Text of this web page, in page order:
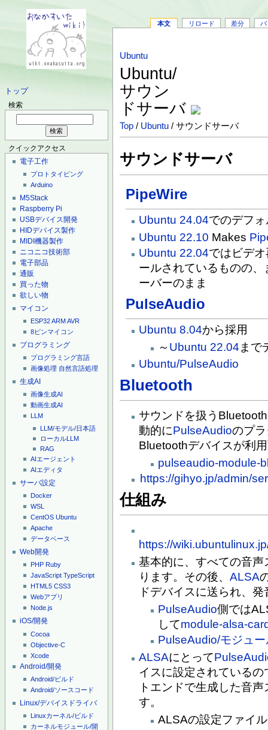
トップ
検索
クイックアクセス
電子工作
プロトタイピング
Arduino
M5Stack
Raspberry Pi
USBデバイス開発
HIDデバイス製作
MIDI機器製作
ニコニコ技術部
電子部品
通販
買った物
欲しい物
マイコン
ESP32ARMAVR
8ピンマイコン
プログラミング
プログラミング言語
画像処理 自然言語処理
生成AI
画像生成AI
動画生成AI
LLM
LLM/モデル/日本語
ローカルLLM
RAG
AIエージェント
AIエディタ
サーバ設定
Docker
WSL
CentOS Ubuntu
Apache
データベース
Web開発
PHP Ruby
JavaScript TypeScript
HTML5 CSS3
Webアプリ
Node.js
iOS/開発
Cocoa
Objective-C
Xcode
Android/開発
Android/ビルド
Android/ソースコード
Linux/デバイスドライバ
Linuxカーネル/ビルド
カーネルモジュール/開
本文 リロード 差分 バ
Ubuntu
Ubuntu/
サウン
ドサーバ
Top / Ubuntu / サウンドサーバ
サウンドサーバ
PipeWire
Ubuntu 24.04でのデフ
Ubuntu 22.10 Makes
Ubuntu 22.04ではビデ
ールされているものの、
ーバーのまま
PulseAudio
Ubuntu 8.04から採用
～ Ubuntu 22.04 まで
Ubuntu/PulseAudio
Bluetooth
サウンドを扱う
動的にPulseAudioのプ
Bluetoothデバイスが利
pulseaudio-module-
https://gihyo.jp/admin/
仕組み
https://
基本的に、すべての音
ります。その後、ALSA
ドデバイスに送られ、
PulseAudio側では
してmodule-alsa-
PulseAudio/モジュ
ALSAにとって
イスに設定されている
トエンドで生成した音
す。
ALSAの設定ファイ